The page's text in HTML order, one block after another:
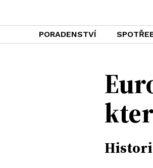
PORADENSTVÍ